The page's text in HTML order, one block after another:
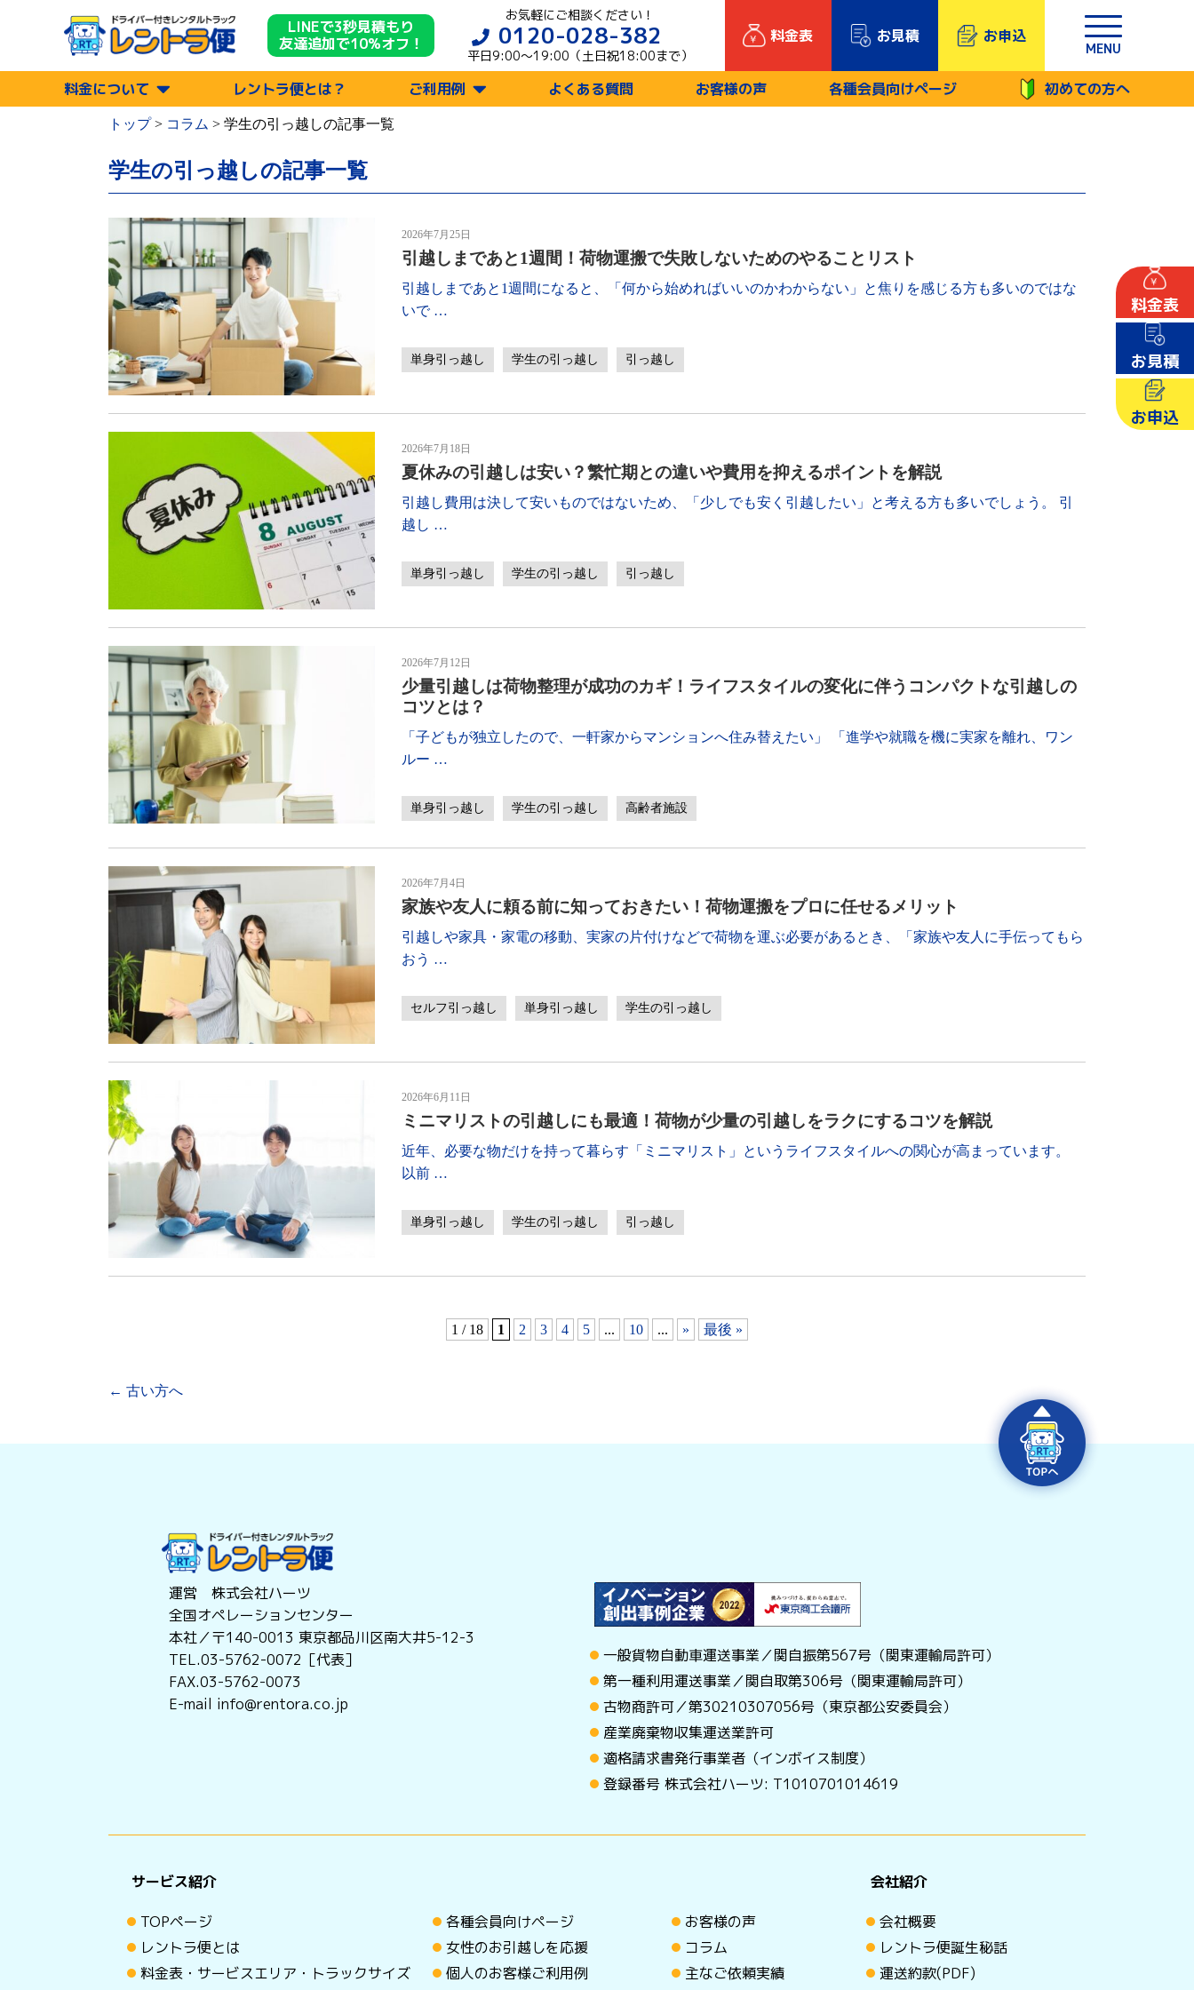
料金表
お見積
お申込
LINEで3秒見積もり
友達追加で10%オフ！
お気軽にご相談ください！
0120-028-382
平日9:00〜19:00（土日祝18:00まで）
料金表 お見積 お申込
MENU
料金について レントラ便とは？ ご利用例 よくある質問 お客様の声 各種会員向けページ 初めての方へ
トップ> コラム > 学生の引っ越しの記事一覧
学生の引っ越しの記事一覧
2026年7月25日
引越しまであと1週間！荷物運搬で失敗しないためのやることリスト
引越しまであと1週間になると、「何から始めればいいのかわからない」と焦りを感じる方も多いのではな
いで …
単身引っ越し 学生の引っ越し 引っ越し
2026年7月18日
夏休みの引越しは安い？繁忙期との違いや費用を抑えるポイントを解説
引越し費用は決して安いものではないため、「少しでも安く引越したい」と考える方も多いでしょう。 引
越し …
単身引っ越し 学生の引っ越し 引っ越し
2026年7月12日
少量引越しは荷物整理が成功のカギ！ライフスタイルの変化に伴うコンパクトな引越しの
コツとは？
「子どもが独立したので、一軒家からマンションへ住み替えたい」 「進学や就職を機に実家を離れ、ワン
ルー …
単身引っ越し 学生の引っ越し 高齢者施設
2026年7月4日
家族や友人に頼る前に知っておきたい！荷物運搬をプロに任せるメリット
引越しや家具・家電の移動、実家の片付けなどで荷物を運ぶ必要があるとき、「家族や友人に手伝ってもら
おう …
セルフ引っ越し 単身引っ越し 学生の引っ越し
2026年6月11日
ミニマリストの引越しにも最適！荷物が少量の引越しをラクにするコツを解説
近年、必要な物だけを持って暮らす「ミニマリスト」というライフスタイルへの関心が高まっています。
以前 …
単身引っ越し 学生の引っ越し 引っ越し
1 / 18 1 2 3 4 5 ... 10 ... » 最後 »
← 古い方へ
運営 株式会社ハーツ
全国オペレーションセンター
本社／〒140-0013 東京都品川区南大井5-12-3
TEL.03-5762-0072［代表］
FAX.03-5762-0073
E-mail info@rentora.co.jp
一般貨物自動車運送事業／関自振第567号（関東運輸局許可）
第一種利用運送事業／関自取第306号（関東運輸局許可）
古物商許可／第30210307056号（東京都公安委員会）
産業廃棄物収集運送業許可
適格請求書発行事業者（インボイス制度）
登録番号 株式会社ハーツ: T1010701014619
サービス紹介
TOPページ
レントラ便とは
料金表・サービスエリア・トラックサイズ
各種会員向けページ
女性のお引越しを応援
個人のお客様ご利用例
お客様の声
コラム
主なご依頼実績
会社紹介
会社概要
レントラ便誕生秘話
運送約款(PDF)